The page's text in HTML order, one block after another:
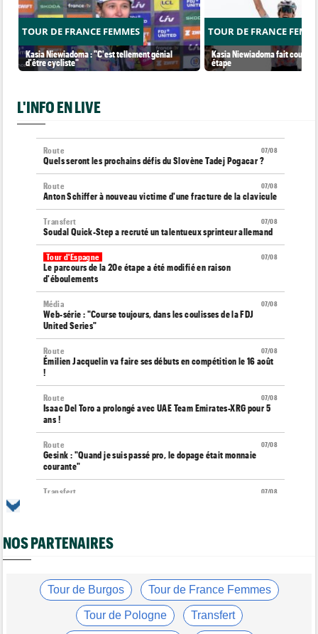
TOUR DE FRANCE FEMMES
Kasia Niewiadoma : "C'est tellement génial
d'être cycliste"
TOUR DE FRANCE
Kasia Niewiadoma fait coup
étape
L'INFO EN LIVE
07/08
Route
Quels seront les prochains défis du Slovène Tadej Pogacar ?
07/08
Route
Anton Schiffer à nouveau victime d'une fracture de la clavicule
07/08
Transfert
Soudal Quick-Step a recruté un talentueux sprinteur allemand
07/08
Tour d'Espagne
Le parcours de la 20e étape a été modifié en raison
d'éboulements
07/08
Média
Web-série : "Course toujours, dans les coulisses de la FDJ
United Series"
07/08
Route
Émilien Jacquelin va faire ses débuts en compétition le 16 août
!
07/08
Route
Isaac Del Toro a prolongé avec UAE Team Emirates-XRG pour 5
ans !
07/08
Route
Gesink : "Quand je suis passé pro, le dopage était monnaie
courante"
07/08
Transfert
Transfert
Lotto-Intermarché fait passer pro trois jeunes de sa formation
Kasia Niewiadoma : "C'est tellement génial d'être cycliste"
Tour de Burgos
Matthew Brennan : "Je me suis retrouvé un peu trop loin…"
NOS PARTENAIRES
Tour de Burgos Tour de France Femmes
Tour de Pologne Transfert